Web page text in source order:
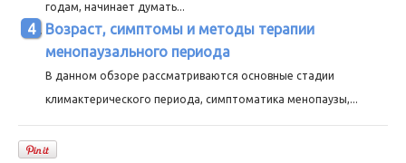
годам, начинает думать...
Возраст, симптомы и методы терапии
менопаузального периода
В данном обзоре рассматриваются основные стадии
климактерического периода, симптоматика менопаузы,...